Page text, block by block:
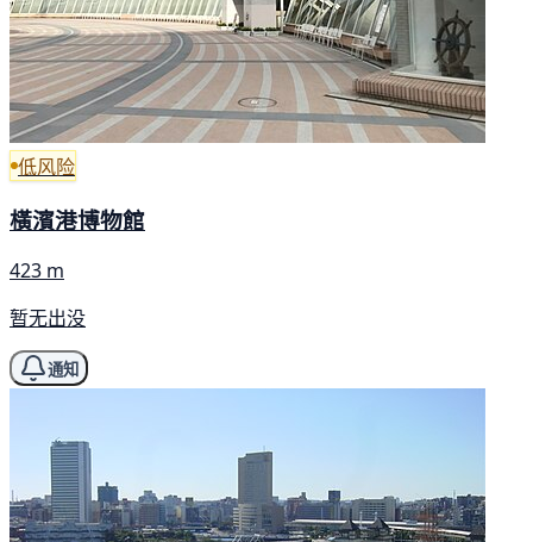
低风险
橫濱港博物館
423 m
暂无出没
通知